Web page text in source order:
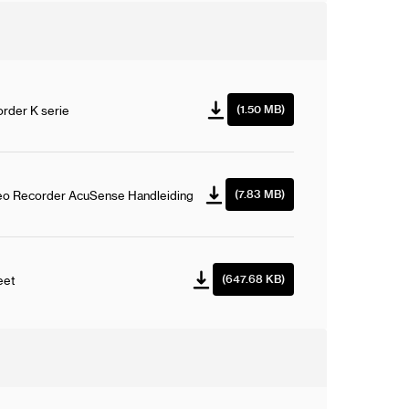
60 Hz, 1024 x 768/60 Hz
HDMI/VGA onafhankelijke uitvoer
RCA (2,0 Vp-p, 1 KΩ, via de audio-
RCA (lineair, 1 KΩ)
H.265+/H.264+/H.264
K serie (1.50 MB)
Recorder AcuSense Handleiding (7.83 MB)
(647.68 KB)